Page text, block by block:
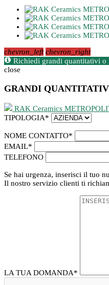
chevron_left chevron_right
Richiedi grandi quantitativi o
close
GRANDI
RAK Ceramics
TIPOLOGIA*
NOME CONTATTO*
EMAIL*
TELEFONO
Se hai urgenza, inserisci il tuo
Il nostro servizio clienti ti
LA TUA DOMANDA*